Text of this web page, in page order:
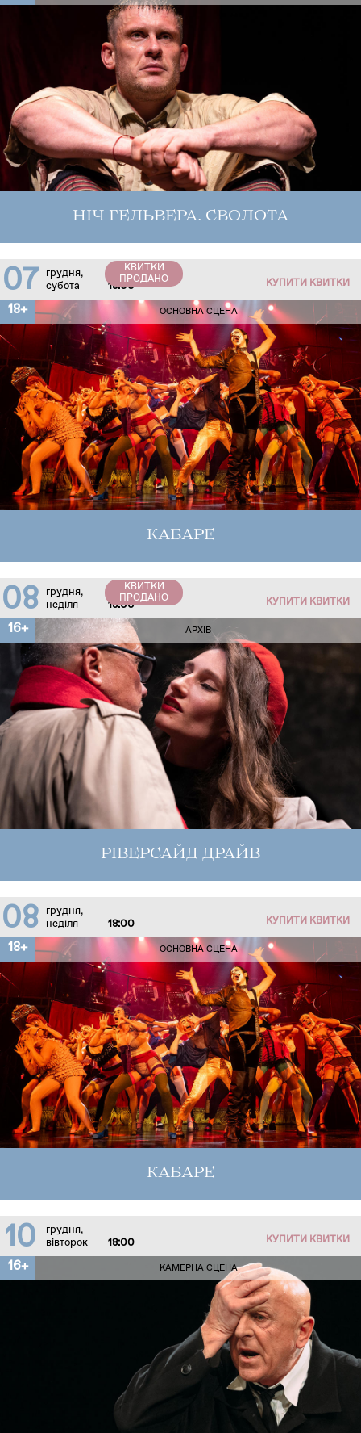
НІЧ ГЕЛЬВЕРА. СВОЛОТА
07
грудня,
субота
18:00
КВИТКИ
ПРОДАНО
КУПИТИ КВИТКИ
18+ ОСНОВНА СЦЕНА
КАБАРЕ
08
грудня,
неділя
18:00
КВИТКИ
ПРОДАНО
КУПИТИ КВИТКИ
16+ АРХІВ
РІВЕРСАЙД ДРАЙВ
08
грудня,
неділя
18:00 КУПИТИ КВИТКИ
18+ ОСНОВНА СЦЕНА
КАБАРЕ
10
грудня,
вівторок
18:00 КУПИТИ КВИТКИ
16+ КАМЕРНА СЦЕНА